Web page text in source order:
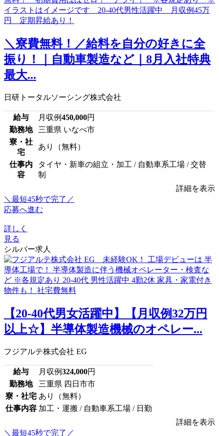
＼寮費無料！／給料を自分の好きに全
振り！｜自動車製造など｜8月入社特典
最大...
日研トータルソーシング株式会社
給与 月収例450,000円
勤務地
三重県 いなべ市
寮・社
宅
あり（無料）
仕事内
容
タイヤ・新車の組立・加工 / 自動車系工場 / 交替
制
詳細を表示
＼最短45秒で完了／
応募へ進む
詳しく
見る
シルバー求人
【20-40代男女活躍中】【月収例32万円
以上☆】半導体製造機械のオペレー...
フジアルテ株式会社 EG
給与 月収例324,000円
勤務地
三重県 四日市市
寮・社宅 あり（無料）
仕事内容 加工・運搬 / 自動車系工場 / 日勤
詳細を表示
＼最短45秒で完了／